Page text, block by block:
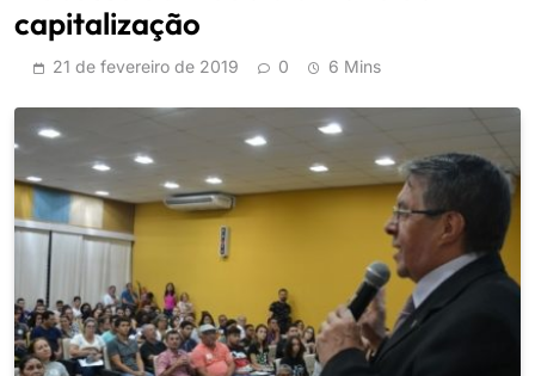
capitalização
21 de fevereiro de 2019 0 6 Mins